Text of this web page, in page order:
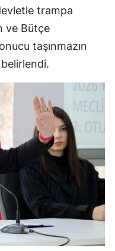
trampa
ve Bütçe
taşınmazın